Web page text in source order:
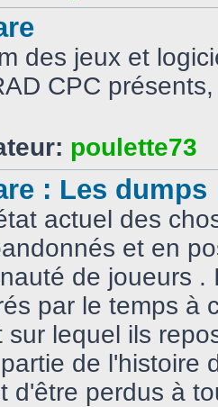
des jeux et
CPC
poulette73
: Les dumps
actuel des
et en
de joueurs .
par le temps à
sur lequel ils
de l'histoire
d'être perdus à